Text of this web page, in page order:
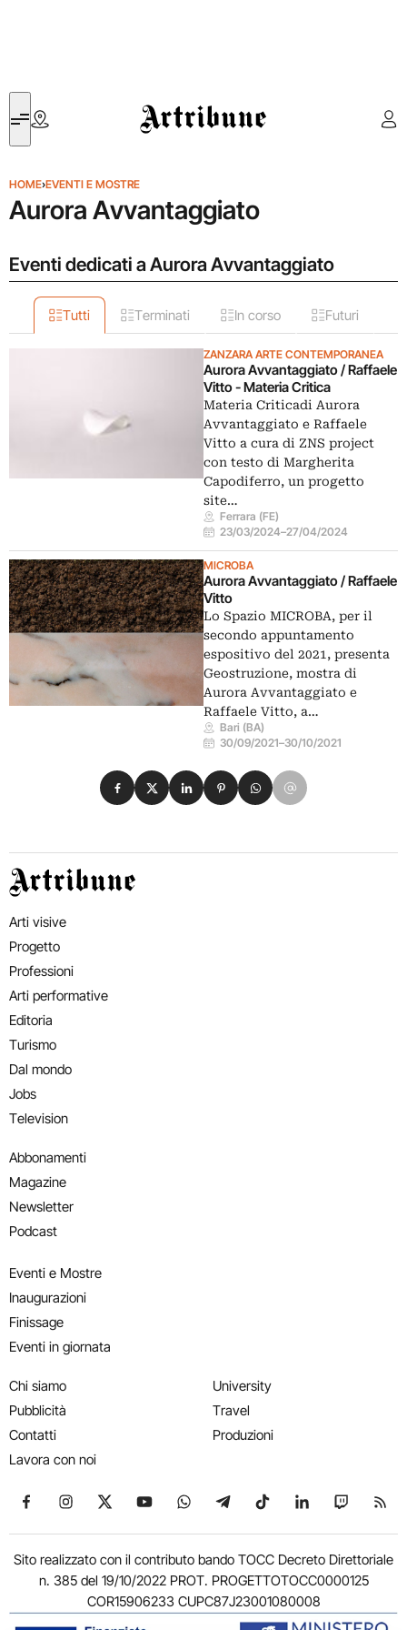
Artribune
HOME›EVENTI E MOSTRE
Aurora Avvantaggiato
Eventi dedicati a Aurora Avvantaggiato
Tutti Terminati In corso Futuri
ZANZARA ARTE CONTEMPORANEA
Aurora Avvantaggiato / Raffaele
Vitto - Materia Critica
Materia Criticadi Aurora
Avvantaggiato e Raffaele
Vitto a cura di ZNS project
con testo di Margherita
Capodiferro, un progetto
site…
Ferrara (FE)
23/03/2024–27/04/2024
MICROBA
Aurora Avvantaggiato / Raffaele
Vitto
Lo Spazio MICROBA, per il
secondo appuntamento
espositivo del 2021, presenta
Geostruzione, mostra di
Aurora Avvantaggiato e
Raffaele Vitto, a…
Bari (BA)
30/09/2021–30/10/2021
Condividi su Facebook
Condividi su X
Condividi su LinkedIn
Condividi su Pinterest
Condividi su WhatsApp
Condividi su Email
Artribune
Arti visive
Progetto
Professioni
Arti performative
Editoria
Turismo
Dal mondo
Jobs
Television
Abbonamenti
Magazine
Newsletter
Podcast
Eventi e Mostre
Inaugurazioni
Finissage
Eventi in giornata
Chi siamo
Pubblicità
Contatti
Lavora con noi
University
Travel
Produzioni
Seguici su Facebook
Seguici su Instagram
Seguici su X
Seguici su YouTube
Seguici su WhatsApp
Seguici su Telegram
Seguici su TikTok
Seguici su
Seguici
Sito realizzato con il contributo bando TOCC Decreto Direttoriale
n. 385 del 19/10/2022 PROT. PROGETTOTOCC0000125
COR15906233 CUPC87J23001080008